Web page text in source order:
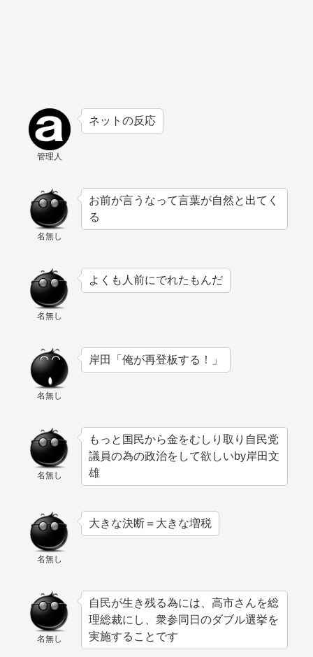
管理人
ネットの反応
名無し
お前が言うなって言葉が自然と出てく
る
名無し
よくも人前にでれたもんだ
名無し
岸田「俺が再登板する！」
名無し
もっと国民から金をむしり取り自民党
議員の為の政治をして欲しいby岸田文
雄
名無し
大きな決断＝大きな増税
名無し
自民が生き残る為には、高市さんを総
理総裁にし、衆参同日のダブル選挙を
実施することです